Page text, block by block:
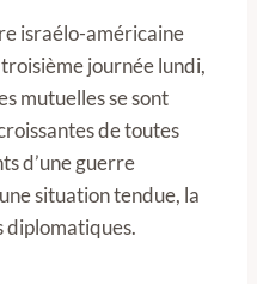
israélo-américaine
journée lundi,
mutuelles se sont
de toutes
d’une guerre
situation tendue, la
diplomatiques.